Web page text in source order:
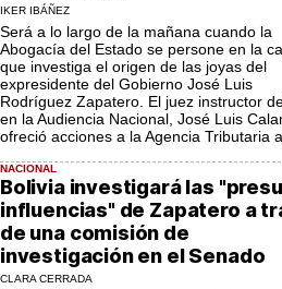
IKER IBÁÑEZ
Será a lo largo de la mañana cuando la
Abogacía del Estado se persone en la
que investiga el origen de las joyas del
expresidente del Gobierno José Luis
Rodríguez Zapatero. El juez instructor
en la Audiencia Nacional, José Luis
ofreció acciones a la Agencia Tributaria
NACIONAL
Bolivia investigará las
influencias" de Zapatero a
de una comisión de
investigación en el Senado
CLARA CERRADA